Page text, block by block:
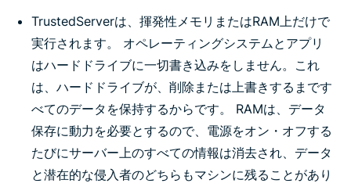
TrustedServerは、揮発性メモリまたはRAM上だけで
実行されます。 オペレーティングシステムとアプリ
はハードドライブに一切書き込みをしません。これ
は、ハードドライブが、削除または上書きするまです
べてのデータを保持するからです。 RAMは、データ
保存に動力を必要とするので、電源をオン・オフする
たびにサーバー上のすべての情報は消去され、データ
と潜在的な侵入者のどちらもマシンに残ることがあり